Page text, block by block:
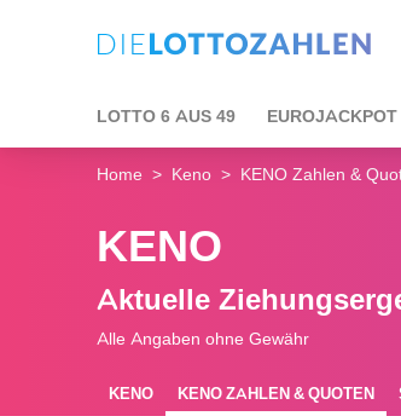
LOTTO 6 AUS 49 EUROJACKPOT
Home Keno KENO Zahlen &
KENO
Aktuelle
Alle Angaben ohne Gewähr
KENO KENO ZAHLEN & QUOTEN